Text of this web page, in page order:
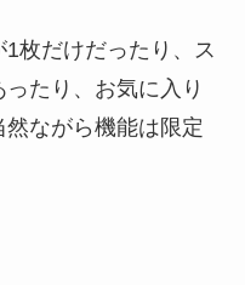
枚だけだったり、ス
たり、お気に入り
ながら機能は限定